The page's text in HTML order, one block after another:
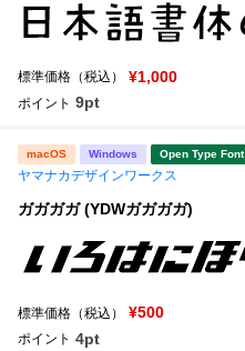
標準価格（税込） ¥1,000
ポイント 9pt
macOS Windows Open Type Font
ヤマナカデザインワークス
ガガガガ (YDWガガガガ)
標準価格（税込） ¥500
ポイント 4pt